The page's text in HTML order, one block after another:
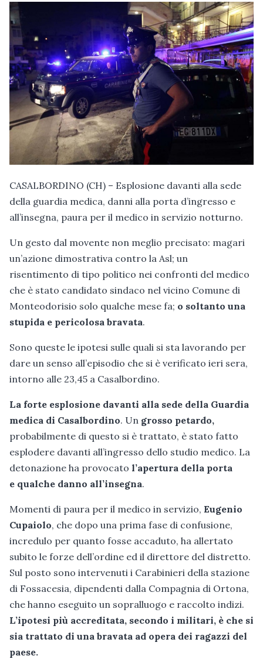
CASALBORDINO (CH) – Esplosione davanti alla sede
della guardia medica, danni alla porta d’ingresso e
all’insegna, paura per il medico in servizio notturno.
Un gesto dal movente non meglio precisato: magari
un’azione dimostrativa contro la Asl; un
risentimento di tipo politico nei confronti del medico
che è stato candidato sindaco nel vicino Comune di
Monteodorisio solo qualche mese fa; o soltanto una
stupida e pericolosa bravata.
Sono queste le ipotesi sulle quali si sta lavorando per
dare un senso all’episodio che si è verificato ieri sera,
intorno alle 23,45 a Casalbordino.
La forte esplosione davanti alla sede della Guardia
medica di Casalbordino. Un grosso petardo,
probabilmente di questo si è trattato, è stato fatto
esplodere davanti all’ingresso dello studio medico. La
detonazione ha provocato l’apertura della porta
e qualche danno all’insegna.
Momenti di paura per il medico in servizio, Eugenio
Cupaiolo, che dopo una prima fase di confusione,
incredulo per quanto fosse accaduto, ha allertato
subito le forze dell’ordine ed il direttore del distretto.
Sul posto sono intervenuti i Carabinieri della stazione
di Fossacesia, dipendenti dalla Compagnia di Ortona,
che hanno eseguito un sopralluogo e raccolto indizi.
L’ipotesi più accreditata, secondo i militari, è che si
sia trattato di una bravata ad opera dei ragazzi del
paese.